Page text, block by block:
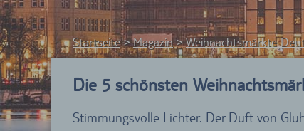
Startseite Magazin Weihnachtsmärkte
Die 5 schönsten
Stimmungsvolle Lichter. Der Duft von